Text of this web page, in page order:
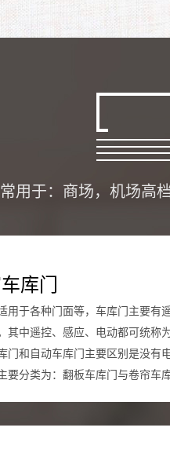
用于：商场，机场高
库门
用于各种门面等，车库门主要有
其中遥控、感应、电动都可统称
门和自动车库门主要区别是没有
要分类为：翻板车库门与卷帘车库